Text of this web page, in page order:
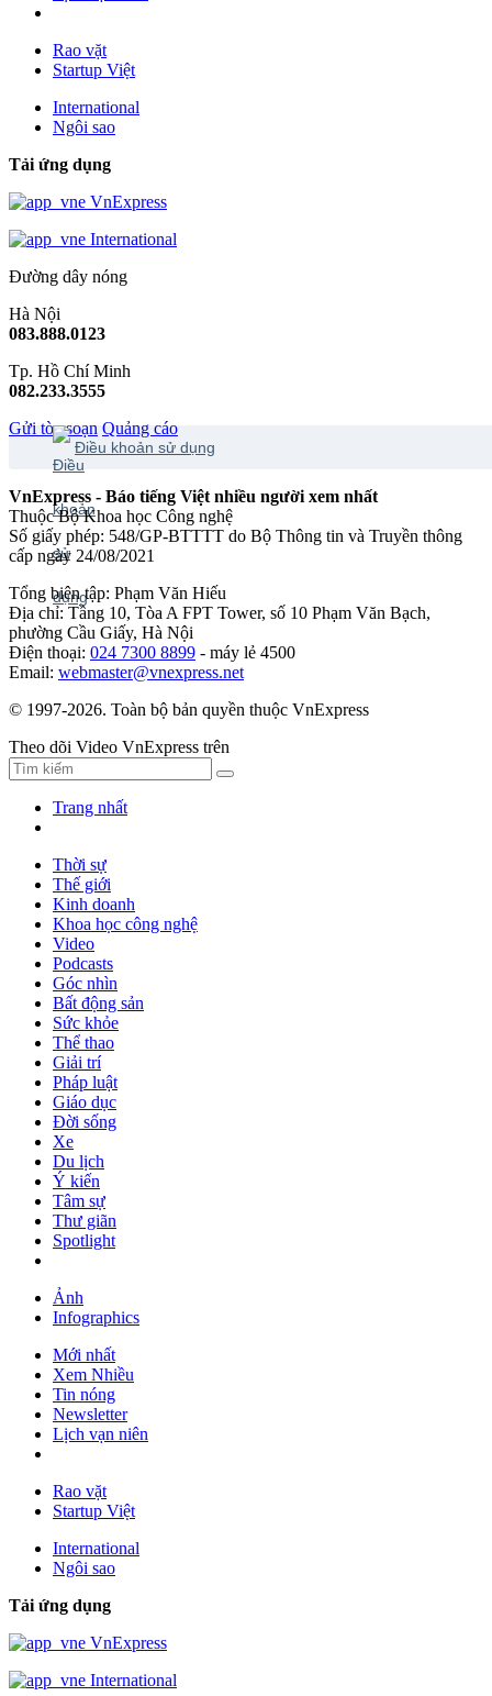
Rao vặt
Startup Việt
International
Ngôi sao
Tải ứng dụng
VnExpress
International
Đường dây nóng
Hà Nội
083.888.0123
Tp. Hồ Chí Minh
082.233.3555
Gửi tòa soạn Quảng cáo
Điều khoản sử dụng
VnExpress - Báo tiếng Việt nhiều người xem nhất
Thuộc Bộ Khoa học Công nghệ
Số giấy phép: 548/GP-BTTTT do Bộ Thông tin và Truyền thông
cấp ngày 24/08/2021
Tổng biên tập: Phạm Văn Hiếu
Địa chỉ: Tầng 10, Tòa A FPT Tower, số 10 Phạm Văn Bạch,
phường Cầu Giấy, Hà Nội
Điện thoại: 024 7300 8899 - máy lẻ 4500
Email: webmaster@vnexpress.net
© 1997-2026. Toàn bộ bản quyền thuộc VnExpress
Theo dõi Video VnExpress trên
Trang nhất
Thời sự
Thế giới
Kinh doanh
Khoa học công nghệ
Video
Podcasts
Góc nhìn
Bất động sản
Sức khỏe
Thể thao
Giải trí
Pháp luật
Giáo dục
Đời sống
Xe
Du lịch
Ý kiến
Tâm sự
Thư giãn
Spotlight
Ảnh
Infographics
Mới nhất
Xem Nhiều
Tin nóng
Newsletter
Lịch vạn niên
Rao vặt
Startup Việt
International
Ngôi sao
Tải ứng dụng
VnExpress
International